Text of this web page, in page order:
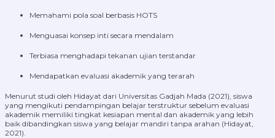
Memahami pola soal berbasis HOTS
Menguasai konsep inti secara mendalam
Terbiasa menghadapi tekanan ujian terstandar
Mendapatkan evaluasi akademik yang terarah
Menurut studi oleh Hidayat dari Universitas Gadjah Mada (2021), siswa
yang mengikuti pendampingan belajar terstruktur sebelum evaluasi
akademik memiliki tingkat kesiapan mental dan akademik yang lebih
baik dibandingkan siswa yang belajar mandiri tanpa arahan (Hidayat,
2021).